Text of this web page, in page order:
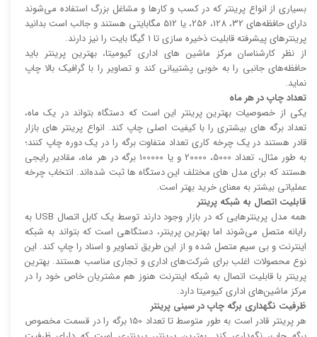
بسیاری از انواع پرینتر که در کسب و کار‌ها و مشاغل بزرگ استفاده می‌شوند
دارای حافظه‌های 32، 128، 256، یا 512 مگابایتی هستند و جالب است بدانید
پرینتر‌های پیشرفته قابلیت ذخیره سازی تا 1 گیگا بایت را نیز دارند.
از نظر کارشناسان مرکز ماشین های اداری کیومیتا، بهترین پرینتر باید
حافظه‌های جانبی را به خوبی پشتیبانی کند و تصاویر را با گرافیک بالا چاپ
نماید.
تعداد چاپ در هر ماه
یکی از خصوصیات بهترین پرینتر این است که دستگاه بتواند در یک ماه،
تعداد برگه های بیشتری را با کیفیت اصلی چاپ کند. انواع پرینتر های بازار
قادر هستند در یک چرخه کاری تعداد متفاوت برگه را در یک دوره چاپ کنند؛
به طور مثال، تعداد 5000، 20000 و یا 100000 برگه در هر ماه، مقادیر رایجی
هستند که برای مدل های مختلف این دستگاه ها ثبت شده‌اند. انتخاب چرخه
عملیاتی بیشتر به معنای خرید بهتر است.
قابلیت اتصال به شبکه پرینتر
همه مدل پرینتر‌هایی که در بازار وجود دارند توسط یک کابل اتصال USB به
رایانه متصل می‌شوند اما بهترین پرینتر، دستگاهی است که بتواند به شبکه
اینترنت و بی سیم متصل شده و از این طریق تصاویر و اسناد را چاپ کند. این
نوع محصولات اغلب برای شرکت‌های اداری و تجاری مناسب هستند. بهترین
پرینتر با قابلیت اتصال به شبکه اینترنت هنوز هم مشتریان خاص خود را در
مرکز ماشین‌های اداری کیومیتا دارد.
ظرفیت نگهداری برگه چاپ در سینی پرینتر
هر پرینتر قادر است به طور متوسط تا تعداد 150 برگه را در قسمت مخصوص